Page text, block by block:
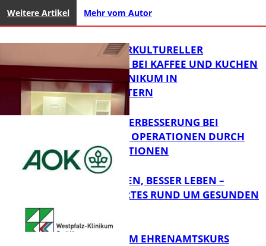
Weitere Artikel Mehr vom Autor
NEUER INTERKULTURELLER
TREFFPUNKT BEI KAFFEE UND KUCHEN
IM PFALZKLINIKUM IN
KAISERSLAUTERN
FB Gesundheit
QUALITÄTSVERBESSERUNG BEI
KOMPLEXEN OPERATIONEN DURCH
KONZENTRATIONEN
GUT SCHLAFEN, BESSER LEBEN –
WISSENSWERTES RUND UM GESUNDEN
ABSCHLUSS IM EHRENAMTSKURS